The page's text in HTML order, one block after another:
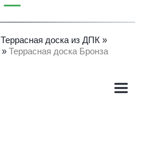
Террасная доска из ДПК
» Террасная доска Бронза